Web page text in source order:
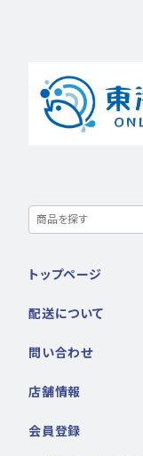
トップページ
配送について
問い合わせ
店舗情報
会員登録